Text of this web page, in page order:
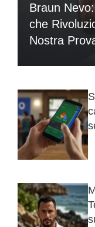
Braun
che
Nostra